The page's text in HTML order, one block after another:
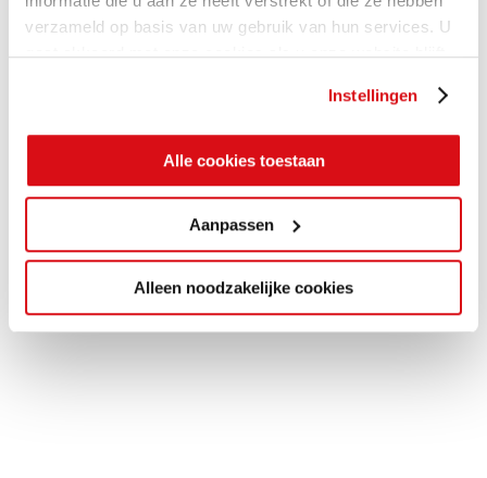
verzameld op basis van uw gebruik van hun services. U
gaat akkoord met onze cookies als u onze website blijft
Instellingen
Alle cookies toestaan
Aanpassen
Alleen noodzakelijke cookies